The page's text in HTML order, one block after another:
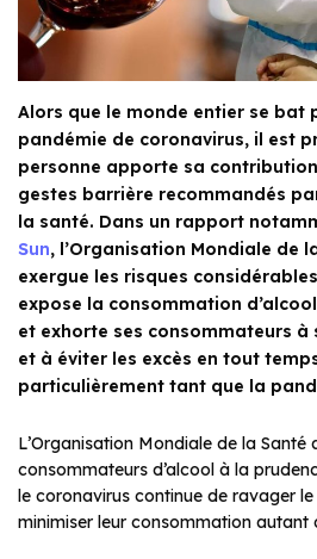
Alors que le monde entier se bat
pandémie de coronavirus, il est
personne apporte sa
gestes barrière recommandés
la santé. Dans un rapport
Sun, l’Organisation Mondiale de
exergue les risques
expose la consommation
et exhorte ses consommateurs
et à éviter les excès en tout
particulièrement tant que la
L’Organisation Mondiale de la Santé
consommateurs d’alcool à la
le coronavirus continue de ravager
minimiser leur consommation autant